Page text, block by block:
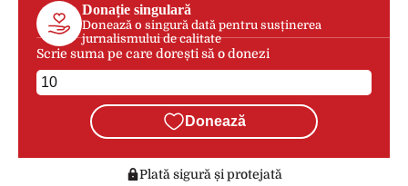
Donație singulară
Donează o singură dată pentru susținerea
jurnalismului de calitate
Scrie suma pe care dorești să o donezi
Donează
Plată sigură și protejată